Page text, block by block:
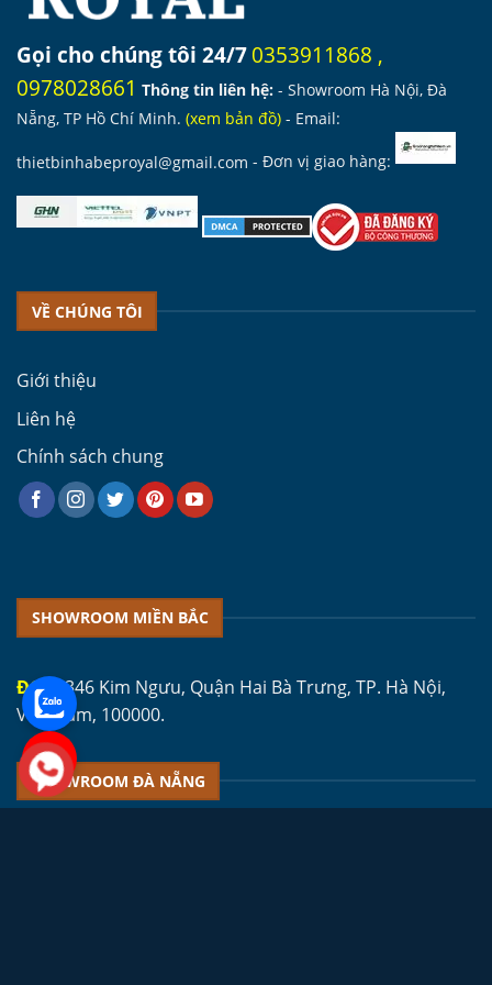
Gọi cho chúng tôi 24/70353911868 ,
0978028661 Thông tin liên hệ: - Showroom Hà Nội, Đà
Nẵng, TP Hồ Chí Minh. (xem bản đồ) - Email:
thietbinhabeproyal@gmail.com - Đơn vị giao hàng:
VỀ CHÚNG TÔI
Giới thiệu
Liên hệ
Chính sách chung
SHOWROOM MIỀN BẮC
ĐC 1:346 Kim Ngưu, Quận Hai Bà Trưng, TP. Hà Nội,
Việt Nam, 100000.
SHOWROOM ĐÀ NẴNG